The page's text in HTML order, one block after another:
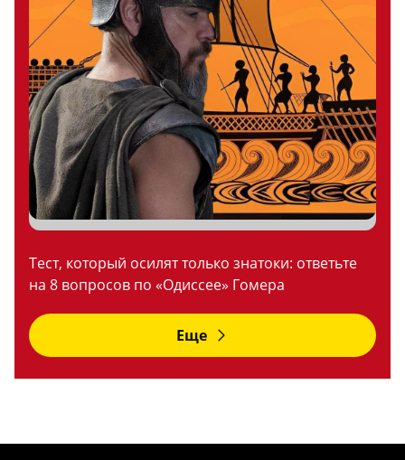
Тест, который осилят только знатоки: ответьте
на 8 вопросов по «Одиссее» Гомера
Еще